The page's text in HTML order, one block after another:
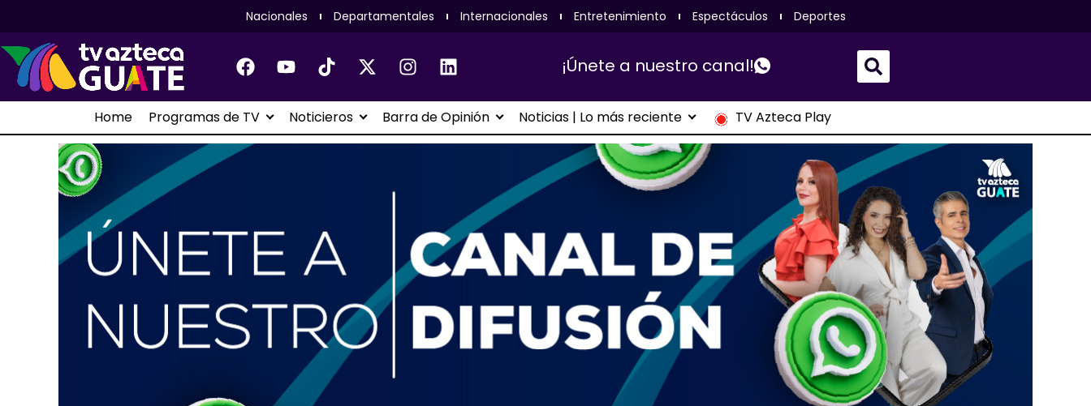
Nacionales Departamentales Internacionales Entretenimiento Espectáculos Deportes
¡Únete a nuestro canal!
Home Programas de TV Noticieros Barra de Opinión Noticias | Lo más reciente TV Azteca Play